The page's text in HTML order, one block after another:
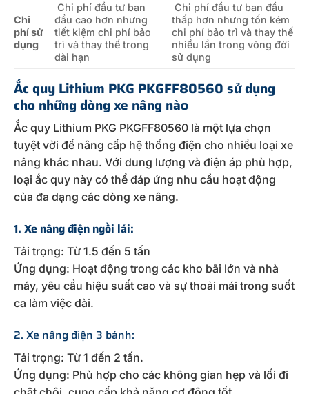
Chi
phí sử
dụng
Chi phí đầu tư ban
đầu cao hơn nhưng
tiết kiệm chi phí bảo
trì và thay thế trong
dài hạn
Chi phí đầu tư ban đầu
thấp hơn nhưng tốn kém
chi phí bảo trì và thay thế
nhiều lần trong vòng đời
sử dụng
Ắc quy Lithium PKG PKGFF80560 sử dụng
cho những dòng xe nâng nào
Ắc quy Lithium PKG PKGFF80560 là một lựa chọn
tuyệt vời để nâng cấp hệ thống điện cho nhiều loại xe
nâng khác nhau. Với dung lượng và điện áp phù hợp,
loại ắc quy này có thể đáp ứng nhu cầu hoạt động
của đa dạng các dòng xe nâng.
1. Xe nâng điện ngồi lái:
Tải trọng: Từ 1.5 đến 5 tấn
Ứng dụng: Hoạt động trong các kho bãi lớn và nhà
máy, yêu cầu hiệu suất cao và sự thoải mái trong suốt
ca làm việc dài.
2. Xe nâng điện 3 bánh:
Tải trọng: Từ 1 đến 2 tấn.
Ứng dụng: Phù hợp cho các không gian hẹp và lối đi